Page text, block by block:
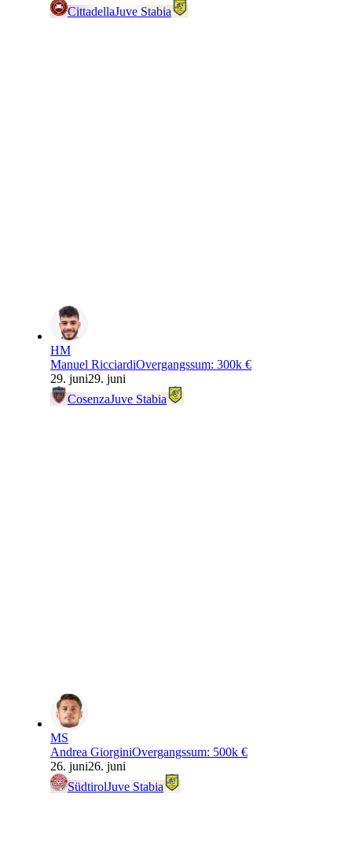
CittadellaJuve Stabia
HM
Manuel RicciardiOvergangssum: 300k €
29. juni29. juni
CosenzaJuve Stabia
MS
Andrea GiorginiOvergangssum: 500k €
26. juni26. juni
SüdtirolJuve Stabia